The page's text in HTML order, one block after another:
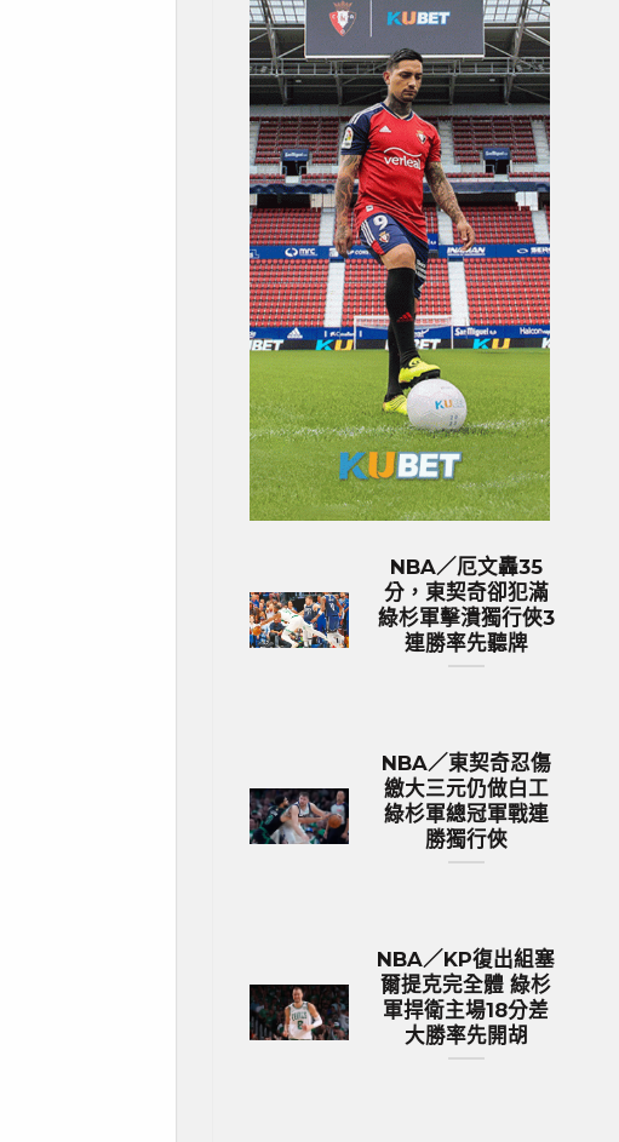
NBA／厄文轟35
分，東契奇卻犯滿
綠杉軍擊潰獨行俠3
連勝率先聽牌
NBA／東契奇忍傷
繳大三元仍做白工
綠杉軍總冠軍戰連
勝獨行俠
NBA／KP復出組塞
爾提克完全體 綠杉
軍捍衛主場18分差
大勝率先開胡